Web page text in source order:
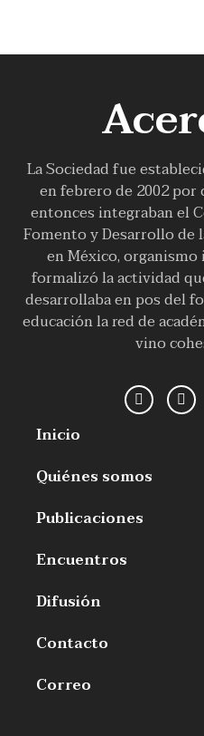
La Sociedad fue
en febrero de 2002
entonces integraban el
Fomento y Desarrollo de
en México,
formalizó la actividad
desarrollaba en pos del
educación la red de
vino
Inicio
Quiénes somos
Publicaciones
Encuentros
Difusión
Contacto
Correo